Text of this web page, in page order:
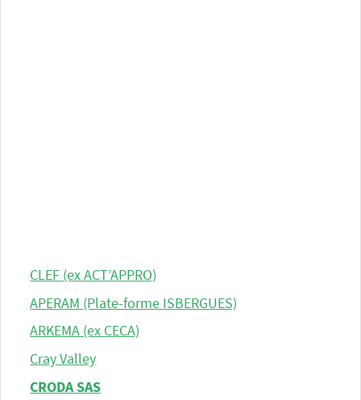
CLEF (ex ACT’APPRO)
APERAM (Plate-forme ISBERGUES)
ARKEMA (ex CECA)
Cray Valley
CRODA SAS